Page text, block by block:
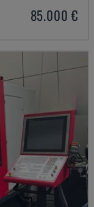
85.000 €